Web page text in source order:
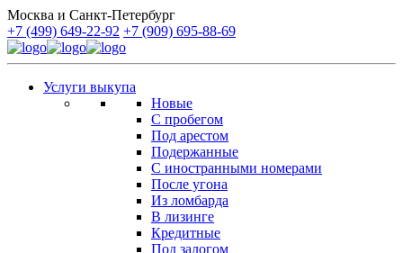
Москва и Санкт-Петербург
+7 (499) 649-22-92 +7 (909) 695-88-69
Услуги выкупа
Новые
С пробегом
Под арестом
Подержанные
С иностранными номерами
После угона
Из ломбарда
В лизинге
Кредитные
Под залогом